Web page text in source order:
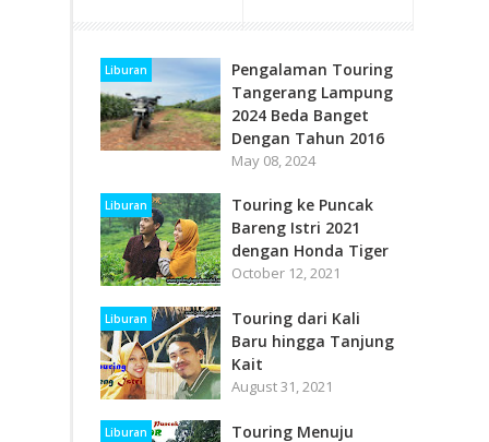
Liburan
Pengalaman Touring
Tangerang Lampung
2024 Beda Banget
Dengan Tahun 2016
May 08, 2024
Liburan
Touring ke Puncak
Bareng Istri 2021
dengan Honda Tiger
October 12, 2021
Liburan
Touring dari Kali
Baru hingga Tanjung
Kait
August 31, 2021
Liburan Touring Menuju